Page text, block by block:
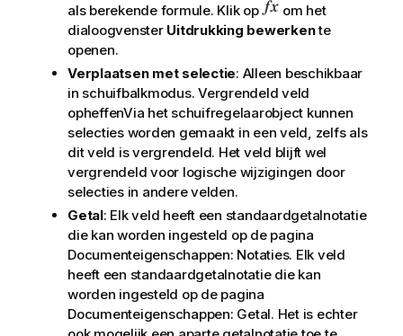
als berekende formule. Klik op
om het
dialoogvenster Uitdrukking bewerkente
openen.
Verplaatsen met selectie: Alleen beschikbaar
in schuifbalkmodus. Vergrendeld veld
opheffenVia het schuifregelaarobject kunnen
selecties worden gemaakt in een veld, zelfs als
dit veld is vergrendeld. Het veld blijft wel
vergrendeld voor logische wijzigingen door
selecties in andere velden.
Getal: Elk veld heeft een standaardgetalnotatie
die kan worden ingesteld op de pagina
Documenteigenschappen: Notaties. Elk veld
heeft een standaardgetalnotatie die kan
worden ingesteld op de pagina
Documenteigenschappen: Getal. Het is echter